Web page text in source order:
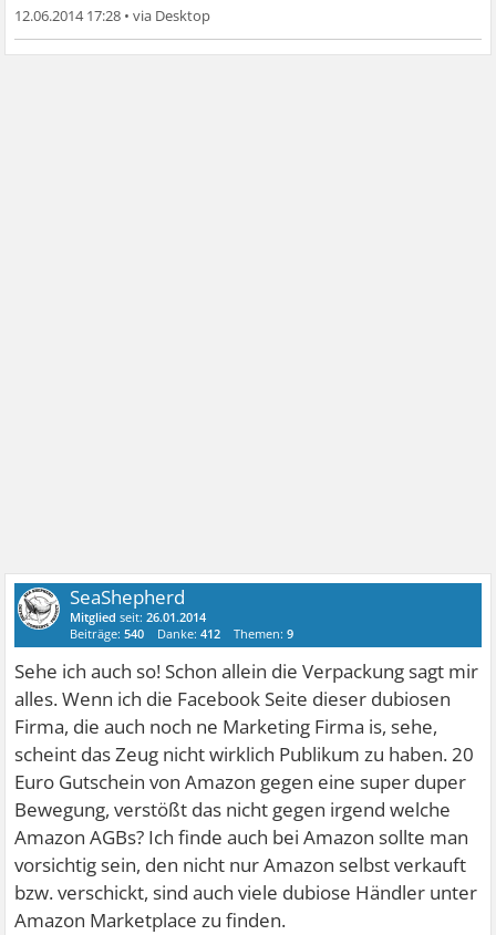
12.06.2014 17:28 •
SeaShepherd
Mitglied seit:26.01.2014
Beiträge:540 Danke:412 Themen:9
Sehe ich auch so! Schon allein die Verpackung sagt mir
alles. Wenn ich die Facebook Seite dieser dubiosen
Firma, die auch noch ne Marketing Firma is, sehe,
scheint das Zeug nicht wirklich Publikum zu haben. 20
Euro Gutschein von Amazon gegen eine super duper
Bewegung, verstößt das nicht gegen irgend welche
Amazon AGBs? Ich finde auch bei Amazon sollte man
vorsichtig sein, den nicht nur Amazon selbst verkauft
bzw. verschickt, sind auch viele dubiose Händler unter
Amazon Marketplace zu finden.